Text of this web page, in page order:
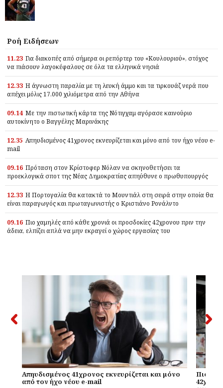
Ροή Ειδήσεων
11.23 Για διακοπές από σήμερα οι ρεπόρτερ του «Κουλουριού», στόχος
να πιάσουν λαγοκέφαλους σε όλα τα ελληνικά νησιά
12.33 Η άγνωστη παραλία με τη λευκή άμμο και τα τιρκουάζ νερά που
απέχει μόλις 17.000 χιλιόμετρα από την Αθήνα
09.14 Με την πιστωτική κάρτα της Νότιγχαμ αγόρασε καινούριο
αυτοκίνητο ο Βαγγέλης Μαρινάκης
12.35 Απηυδισμένος 41χρονος εκνευρίζεται και μόνο από τον ήχο νέου e-
mail
09.16 Πρόταση στον Κρίστοφερ Νόλαν να σκηνοθετήσει τα
προεκλογικά σποτ της Νέας Δημοκρατίας απηύθυνε ο πρωθυπουργός
12.33 Η Πορτογαλία θα κατακτά το Μουντιάλ στη σειρά στην οποία θα
είναι παραγωγός και πρωταγωνιστής ο Κριστιάνο Ρονάλντο
09.16 Πιο χαμηλές από κάθε χρονιά οι προσδοκίες 42χρονου πριν την
άδεια, ελπίζει απλά να μην εκραγεί ο χώρος εργασίας του
Απηυδισμένος 41χρονος εκνευρίζεται και μόνο
από τον ήχο νέου e-mail
Πιο